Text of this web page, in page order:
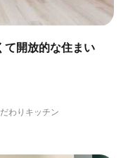
#壁一面本棚
て開放的な住まい
わりキッチン